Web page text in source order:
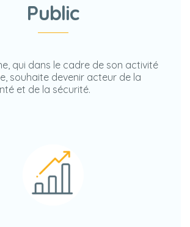
Public
qui dans le cadre de son activité
souhaite devenir acteur de la
et de la sécurité.